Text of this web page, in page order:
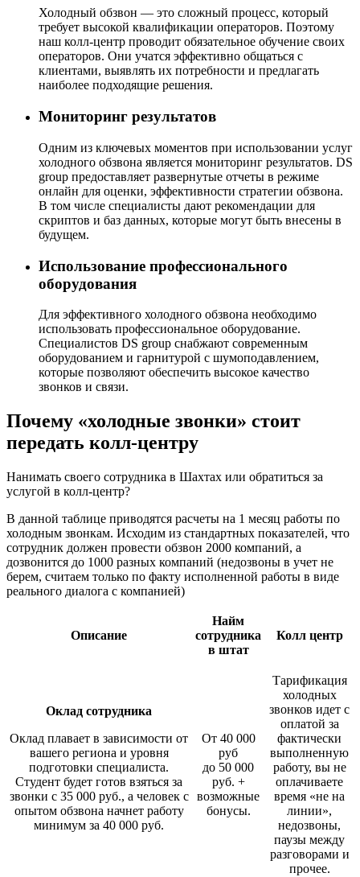
Холодный обзвон — это сложный процесс, который
требует высокой квалификации операторов. Поэтому
наш колл-центр проводит обязательное обучение своих
операторов. Они учатся эффективно общаться с
клиентами, выявлять их потребности и предлагать
наиболее подходящие решения.
Мониторинг результатов
Одним из ключевых моментов при использовании услуг
холодного обзвона является мониторинг результатов. DS
group предоставляет развернутые отчеты в режиме
онлайн для оценки, эффективности стратегии обзвона.
В том числе специалисты дают рекомендации для
скриптов и баз данных, которые могут быть внесены в
будущем.
Использование профессионального
оборудования
Для эффективного холодного обзвона необходимо
использовать профессиональное оборудование.
Специалистов DS group снабжают современным
оборудованием и гарнитурой с шумоподавлением,
которые позволяют обеспечить высокое качество
звонков и связи.
Почему «холодные звонки» стоит
передать колл‑центру
Нанимать своего сотрудника в Шахтах или обратиться за
услугой в колл-центр?
В данной таблице приводятся расчеты на 1 месяц работы по
холодным звонкам. Исходим из стандартных показателей, что
сотрудник должен провести обзвон 2000 компаний, а
дозвонится до 1000 разных компаний (недозвоны в учет не
берем, считаем только по факту исполненной работы в виде
реального диалога с компанией)
Описание
Найм
сотрудника
в штат
Колл центр
Оклад сотрудника
Оклад плавает в зависимости от
вашего региона и уровня
подготовки специалиста.
Студент будет готов взяться за
звонки с 35 000 руб., а человек с
опытом обзвона начнет работу
минимум за 40 000 руб.
От 40 000
руб
до 50 000
руб. +
возможные
бонусы.
Тарификация
холодных
звонков идет с
оплатой за
фактически
выполненную
работу, вы не
оплачиваете
время «не на
линии»,
недозвоны,
паузы между
разговорами и
прочее.